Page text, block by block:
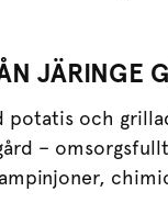
JÄRINGE
potatis och
–